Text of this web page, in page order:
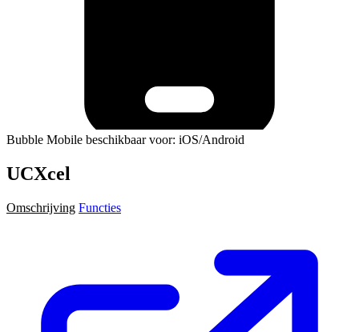
Bubble Mobile beschikbaar voor: iOS/Android
UCXcel
Omschrijving Functies